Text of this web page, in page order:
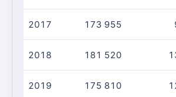
2017 173 955
2018 181 520
2019 175 810